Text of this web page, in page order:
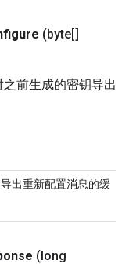
(byte[]
前生成的密钥导出
出重新配置消息的缓
(long